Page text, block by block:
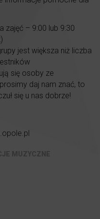
zajęć – 9:00 lub 9:30
jest większa niż liczba
się osoby ze
daj nam znać, to
się u nas dobrze!